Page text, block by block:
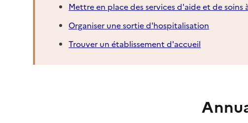
Mettre en place des services d'aide et de soins
Organiser une sortie d'hospitalisation
Trouver un établissement d'accueil